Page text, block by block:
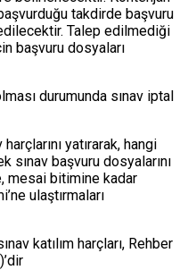
takdirde başvuru
Talep edilmediği
başvuru dosyaları
durumunda sınav iptal
yatırarak, hangi
sınav başvuru dosyalarını
mesai bitimine kadar
ulaştırmaları
katılım harçları, Rehber